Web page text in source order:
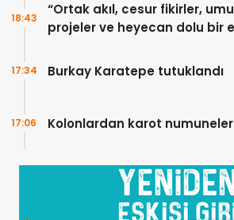
“Ortak akıl, cesur fikirler,
projeler ve heyecan dolu bir
18:43
Burkay Karatepe tutuklandı
17:34
Kolonlardan karot numuneleri
17:06